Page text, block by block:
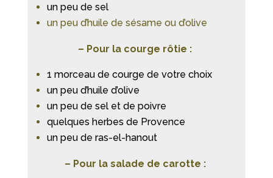
un peu de sel
un peu d’huile de sésame ou d’olive
– Pour la courge rôtie :
1 morceau de courge de votre choix
un peu d’huile d’olive
un peu de sel et de poivre
quelques herbes de Provence
un peu de ras-el-hanout
– Pour la salade de carotte :